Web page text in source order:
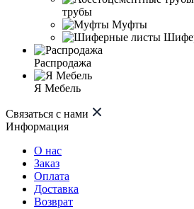
трубы
Муфты
Распродажа
Я Мебель
Связаться с нами
Информация
О нас
Заказ
Оплата
Доставка
Возврат